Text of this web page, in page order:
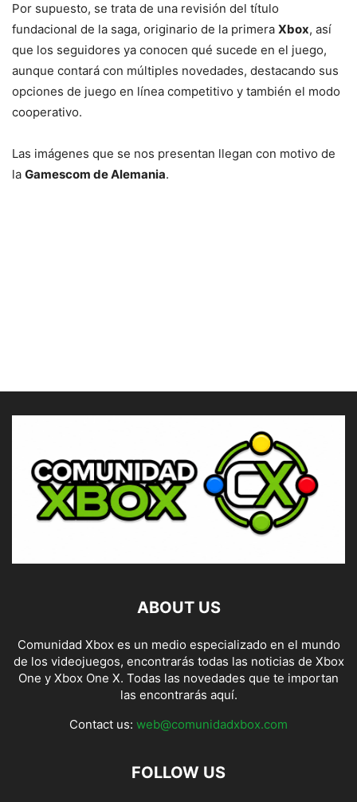
Por supuesto, se trata de una revisión del título
fundacional de la saga, originario de la primera Xbox, así
que los seguidores ya conocen qué sucede en el juego,
aunque contará con múltiples novedades, destacando sus
opciones de juego en línea competitivo y también el modo
cooperativo.
Las imágenes que se nos presentan llegan con motivo de
la Gamescom de Alemania.
ABOUT US
Comunidad Xbox es un medio especializado en el mundo
de los videojuegos, encontrarás todas las noticias de Xbox
One y Xbox One X. Todas las novedades que te importan
las encontrarás aquí.
Contact us: web@comunidadxbox.com
FOLLOW US